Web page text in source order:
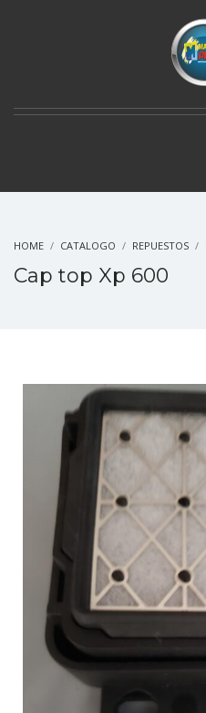
HOME CATALOGO REPUESTOS
Cap top Xp 600